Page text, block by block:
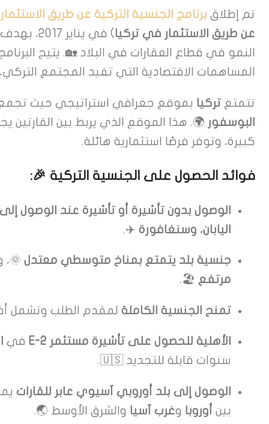
تم إطلاق برنامج الجنسية التركية عن طريق الاستثمار
عن طريق الاستثمار في تركيا
) في
النمو في قطاع العقارات في البلاد 🏡. يتيح
المساهمات الاقتصادية التي تفيد المجتمع
تتمتع تركيا بموقع جغرافي استراتيجي حيث تجمع
البوسفور 🌍. هذا الموقع الذي يربط بين القارتين
كبيرة، وتوفر فرصًا استثمارية هائلة.
فوائد الحصول على الجنسية التركية 🎉:
الوصول بدون تأشيرة أو تأشيرة عند الوصول إلى 111 وجهة
اليابان، وسنغافورة ✈️.
جنسية بلد يتمتع بمناخ متوسطي معتدل 🌞،
مرتفع 🏖️.
تمنح الجنسية الكاملة لمقدم الطلب وتشمل
الأهلية للحصول على تأشيرة مستثمر E-2 في
سنوات قابلة للتجديد 🇺🇸.
الوصول إلى بلد أوروبي آسيوي عابر للقارات
بين أوروبا وغرب آسيا والشرق الأوسط 🌏.